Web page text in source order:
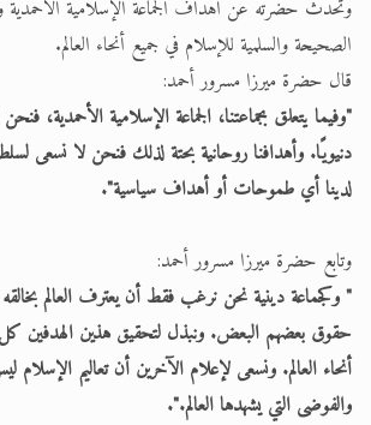
وتحدث حضرته عن أهداف الجماعة الإسلامية الأحمدية
الصحيحة والسلمية للإسلام في جميع أنحاء العالم.
قال حضرة ميرزا مسرور أحمد:
"وفيما يتعلق بجماعتنا، الجماعة الإسلامية الأحمدية،
دنيويًا. وأهدافنا روحانية بحتة لذلك فنحن لا نسعى
لدينا أي طموحات أو أهداف سياسية".
وتابع حضرة ميرزا مسرور أحمد:
" وكجماعة دينية نحن نرغب فقط أن يعترف العالم
حقوق بعضهم البعض. ونبذل لتحقيق هذين الهدفين
أنحاء العالم. ونسعى لإعلام الآخرين أن تعاليم الإسلام
والفوضى التي يشهدها العالم.".